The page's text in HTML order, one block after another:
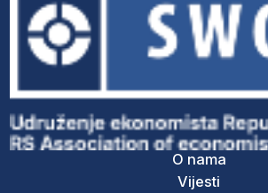
O nama
Vijesti